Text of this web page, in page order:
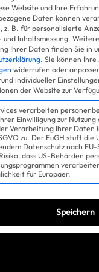
Website und Ihre
Daten können
z. B. für personalisierte
Inhaltsmessung.
Ihrer Daten finden Sie in
. Sie können
widerrufen oder
individueller
der Website zur
verarbeiten
Einwilligung zur Nutzung
Verarbeitung Ihrer Daten
zu. Der EuGH stuft die
Datenschutz nach
dass US-Behörden
für Europäer.
Speichern